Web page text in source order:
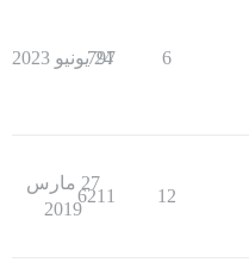
6
797
24 يونيو 2023
12
6211
27 مارس
2019